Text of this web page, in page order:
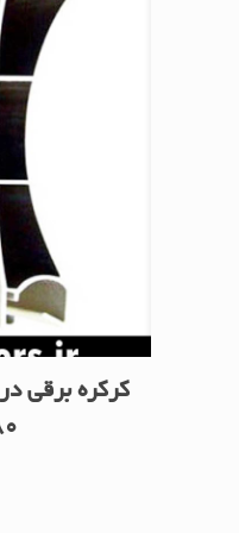
کرکره برقی
80قوس-